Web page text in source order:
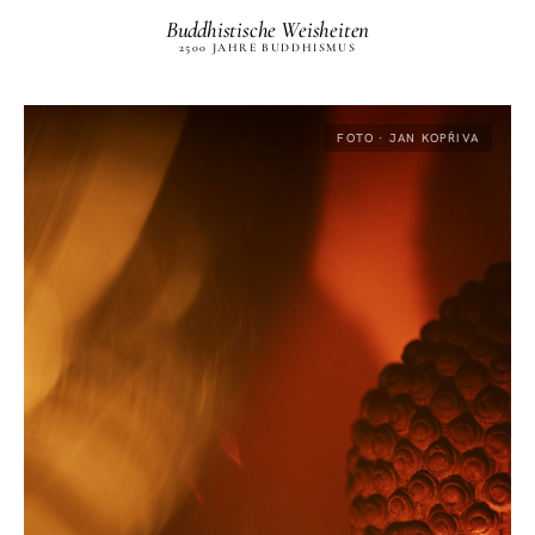
Buddhistische Weisheiten
2500 JAHRE BUDDHISMUS
FOTO · JAN KOPŘIVA